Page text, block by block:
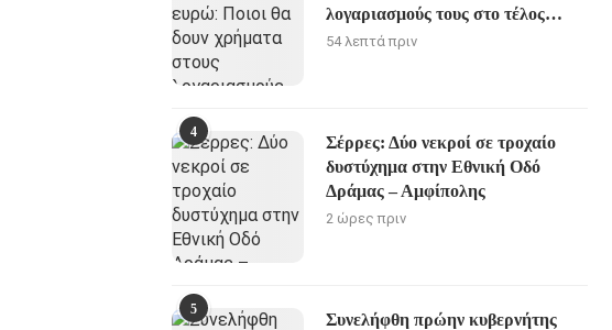
λογαριασμούς τους στο τέλος
Αυγούστου
54 λεπτά πριν
4
Σέρρες: Δύο νεκροί σε τροχαίο
δυστύχημα στην Εθνική Οδό
Δράμας – Αμφίπολης
2 ώρες πριν
5
Συνελήφθη πρώην κυβερνήτης